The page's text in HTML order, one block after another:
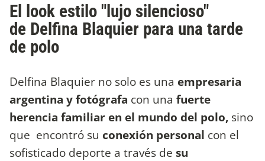
El look estilo "lujo silencioso"
de Delfina Blaquier para una tarde
de polo
Delfina Blaquier no solo es una empresaria
argentina y fotógrafa con una fuerte
herencia familiar en el mundo del polo, sino
que encontró su conexión personal con el
sofisticado deporte a través de su